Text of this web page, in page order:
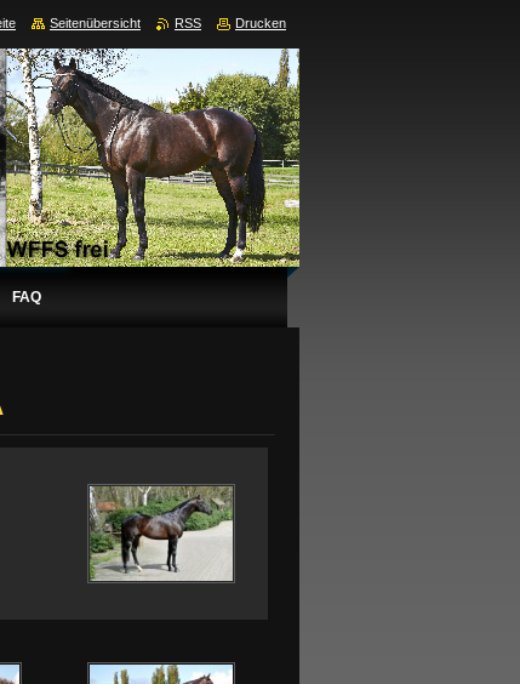
FAQ
Seitenübersicht RSS Drucken